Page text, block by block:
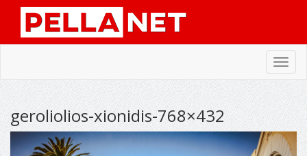
geroliolios-xionidis-768×432